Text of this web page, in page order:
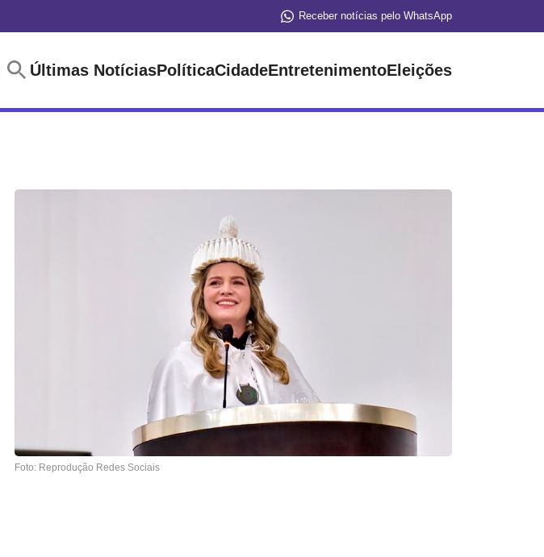
Receber notícias pelo WhatsApp
Últimas NotíciasPolíticaCidadeEntretenimentoEleições
Foto: Reprodução Redes Sociais